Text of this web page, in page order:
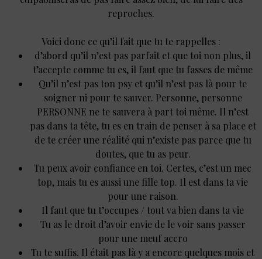
reproches.
Voici donc ce qu’il fait que tu te rappelles :
d’abord qu’il n’est pas parfait et que toi non plus, il
t’accepte comme tu es, il faut que tu fasses de même
Qu’il n’est pas ton psy et qu’il n’est pas là pour te
soigner ni pour te sauver. Personne, personne
PERSONNE ne te sauvera à part toi même. Il n’est
pas dans ta tête, tu es en train de penser à sa place et
de te créer une réalité qui n’existe pas parce que tu
doutes, que tu as peur.
Tu peux avoir confiance en toi. Certes, c’est un mec
top, mais tu es aussi une fille top. Il est dans ta vie
pour une raison.
Il faut que tu t’occupes / tout va bien dans ta vie
Tu as le droit d’avoir envie de le voir sans passer
pour une meuf accro
Tu te suffis. Il était pas là y a encore quelques mois et